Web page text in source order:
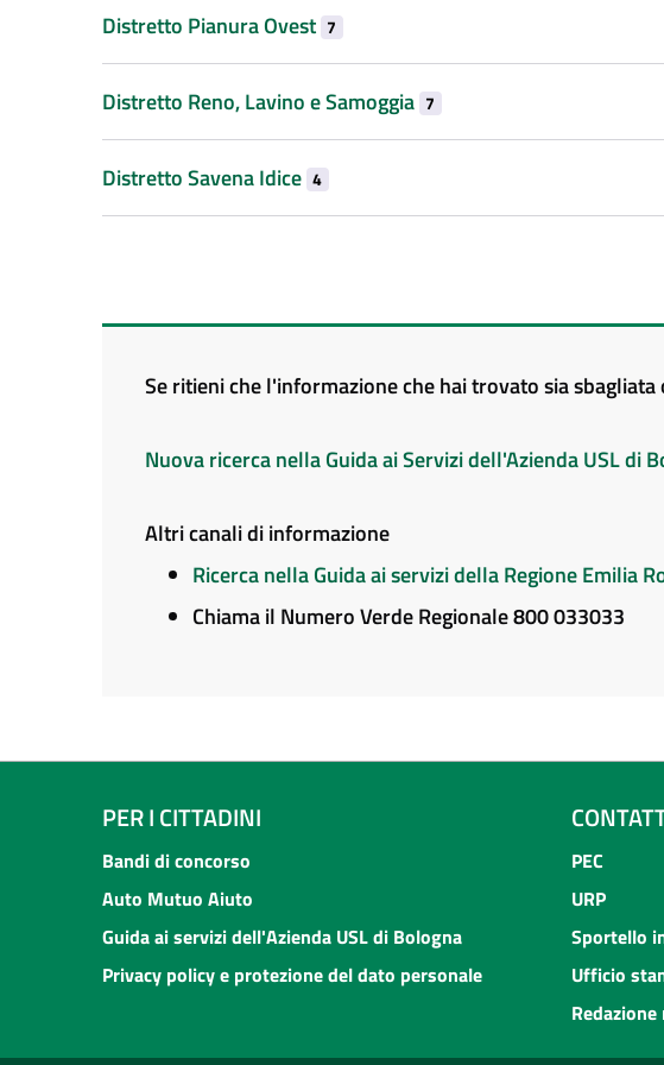
Distretto Pianura Ovest 7
Distretto Reno, Lavino e Samoggia 7
Distretto Savena Idice 4
Se ritieni che l'informazione che hai trovato sia sbagliata
Nuova ricerca nella Guida ai Servizi dell'Azienda USL di
Altri canali di informazione
Ricerca nella Guida ai servizi della Regione Emilia
Chiama il Numero Verde Regionale 800 033033
PER I CITTADINI
Bandi di concorso
Auto Mutuo Aiuto
Guida ai servizi dell'Azienda USL di Bologna
Privacy policy e protezione del dato personale
PEC
URP
Sportello
Ufficio